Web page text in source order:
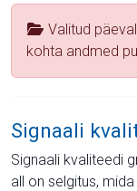
Valitud päeval
kohta andmed
Signaali
Signaali kvaliteedi
all on selgitus,